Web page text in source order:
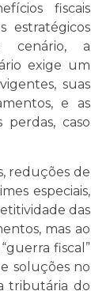
fiscais
estratégicos
cenário, a
exige um
suas
e as
perdas, caso
reduções de
especiais,
das
mas ao
fiscal”
soluções no
tributária do